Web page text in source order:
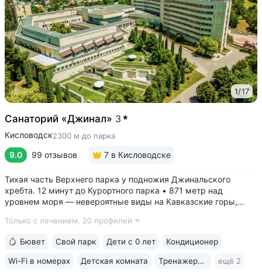
1/17
Санаторий «Джинал» 3
Кисловодск2300 м до парка
9.0 99 отзывов 7 в Кисловодске
Тихая часть Верхнего парка у подножия Джинальского
хребта. 12 минут до Курортного парка • 871 метр над
уровнем моря ­— невероятные виды на Кавказские горы,
расположены лучшие смотровые площадки Кисловодска •
Только с лечением, 20 профилей
Бювет Свой парк Дети с 0 лет Кондиционер
Wi-Fi в номерах Детская комната Тренажерный зал ещё 2